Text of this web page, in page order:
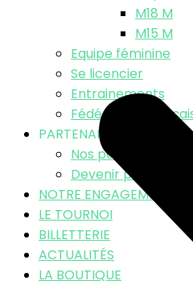
M18 M
M15 M
Equipe féminine
Se licencier
Entrainements
Fédération
PARTENAIRES
Nos partenaires
Devenir partenaire
NOTRE ENGAGEMENT RSE
LE TOURNOI
BILLETTERIE
ACTUALITÉS
LA BOUTIQUE